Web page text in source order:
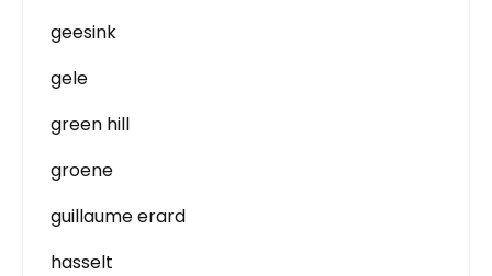
geesink
gele
green hill
groene
guillaume erard
hasselt